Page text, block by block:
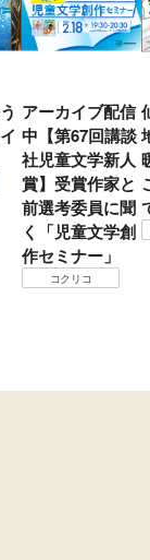
アーカイブ配信
中【第67回講談
社児童文学新人
賞】受賞作家と
前選考委員に聞
く「児童文学創
作セミナー」
コクリコ